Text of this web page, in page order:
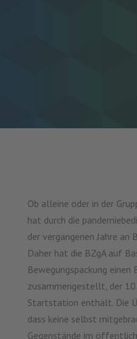
Ob alleine oder in der
hat durch die
der vergangenen Jahre an
Daher hat die BZgA auf
Bewegungspackung einen
zusammengestellt, der 10
Startstation enthält. Die
dass keine selbst
Gegenstände im